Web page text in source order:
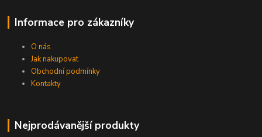
Informace pro zákazníky
O nás
Jak nakupovat
Obchodní podmínky
Kontakty
Nejprodávanější produkty